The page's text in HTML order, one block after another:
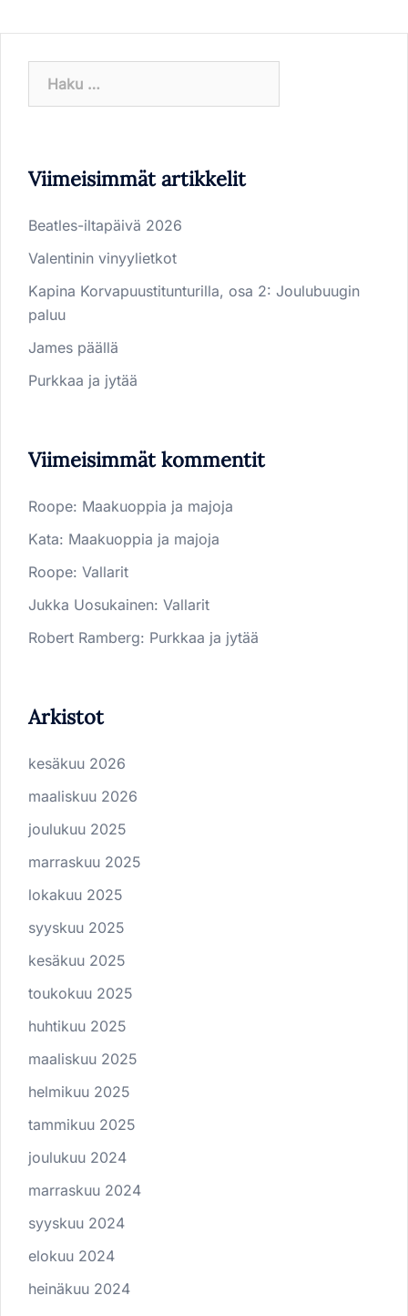
Viimeisimmät artikkelit
Beatles-iltapäivä 2026
Valentinin vinyylietkot
Kapina Korvapuustitunturilla, osa 2: Joulubuugin
paluu
James päällä
Purkkaa ja jytää
Viimeisimmät kommentit
Roope: Maakuoppia ja majoja
Kata: Maakuoppia ja majoja
Roope: Vallarit
Jukka Uosukainen: Vallarit
Robert Ramberg: Purkkaa ja jytää
Arkistot
kesäkuu 2026
maaliskuu 2026
joulukuu 2025
marraskuu 2025
lokakuu 2025
syyskuu 2025
kesäkuu 2025
toukokuu 2025
huhtikuu 2025
maaliskuu 2025
helmikuu 2025
tammikuu 2025
joulukuu 2024
marraskuu 2024
syyskuu 2024
elokuu 2024
heinäkuu 2024